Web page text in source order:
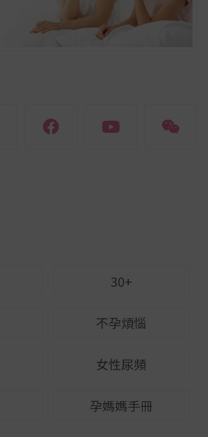
30+
不孕煩惱
女性尿頻
孕媽媽手冊